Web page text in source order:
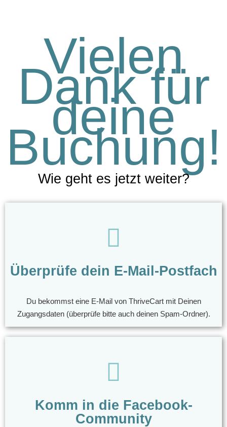
Vielen
Dank für
deine
Buchung!
Wie geht es jetzt weiter?
Überprüfe dein E-Mail-Postfach
Du bekommst eine E-Mail von ThriveCart mit Deinen
Zugangsdaten (überprüfe bitte auch deinen Spam-Ordner).
Komm in die Facebook-
Community